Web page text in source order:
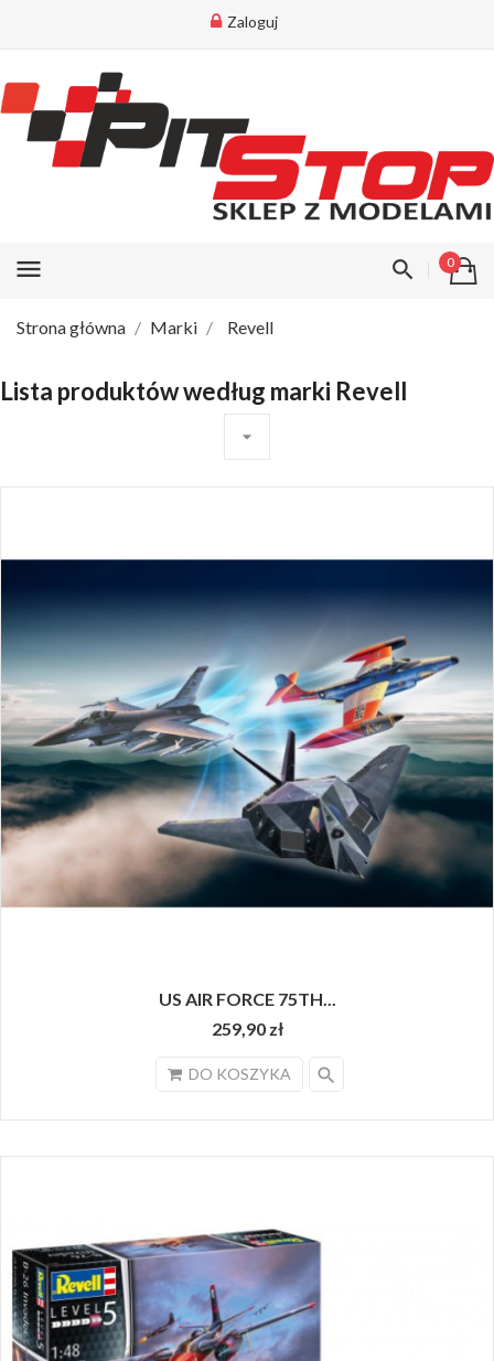
Zaloguj
menu 0
Strona główna Marki Revell
Lista produktów według marki Revell
arrow_drop_down
US AIR FORCE 75TH...
259,90 zł
DO KOSZYKA search